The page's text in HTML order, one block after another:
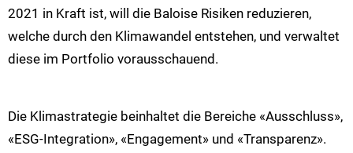
2021 in Kraft ist, will die Baloise Risiken reduzieren,
welche durch den Klimawandel entstehen, und verwaltet
diese im Portfolio vorausschauend.
Die Klimastrategie beinhaltet die Bereiche «Ausschluss»,
«ESG-Integration», «Engagement» und «Transparenz».